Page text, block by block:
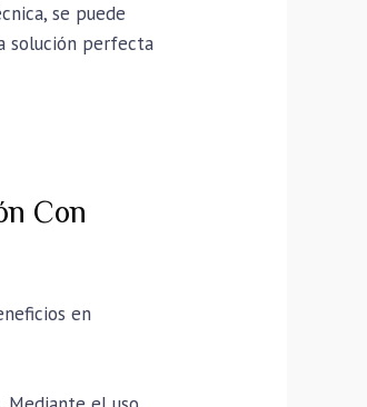
se puede
solución perfecta
Con
en